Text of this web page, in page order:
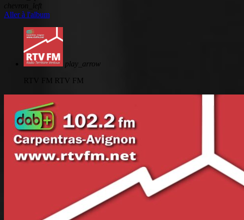
chevron_left
Aller à l'album
play_arrow
RTV FM RTV FM